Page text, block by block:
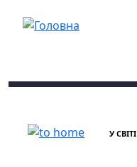
У СВІТІ